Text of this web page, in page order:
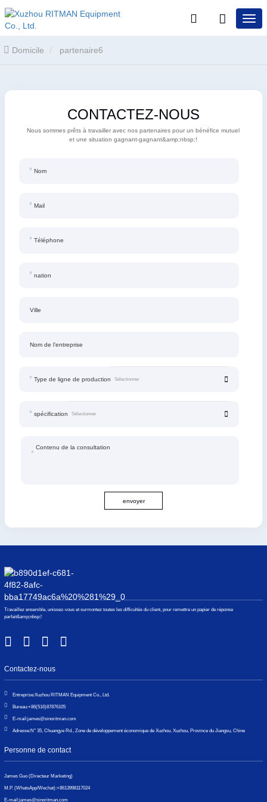
Domicile partenaire6
CONTACTEZ-NOUS
Nous sommes prêts à travailler avec nos partenaires pour un bénéfice mutuel
et une situation gagnant-gagnant&amp;nbsp;!
Nom
Mail
Téléphone
nation
Ville
Nom de l'entreprise
Type de ligne de production
spécification
Contenu de la consultation
envoyer
Travaillez ensemble, unissez-vous et surmontez toutes les difficultés du client, pour remettre un papier de réponse
parfait&amp;nbsp;!
Contactez-nous
Entreprise:Xuzhou RITMAN Equipment Co., Ltd.
Bureau:+86(516)87876105
E-mail:james@sinoritman.com
Adresse:N° 35, Chuangye Rd., Zone de développement économique de Xuzhou, Xuzhou, Province du Jiangsu, Chine
Personne de contact
James Guo (Directeur Marketing)
M.P. (WhatsApp/Wechat):+8613998117024
E-mail:james@sinoritman.com